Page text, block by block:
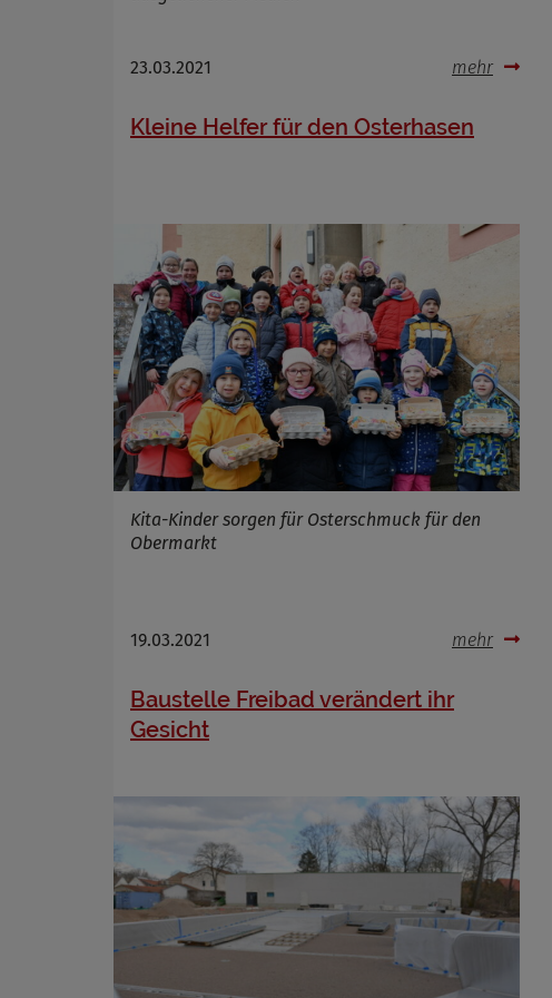
23.03.2021 mehr
Kleine Helfer für den Osterhasen
Kita-Kinder sorgen für Osterschmuck für den
Obermarkt
19.03.2021 mehr
Baustelle Freibad verändert ihr
Gesicht
Zweck